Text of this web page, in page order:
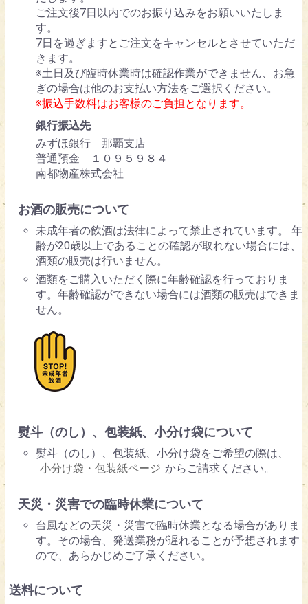
ご注文後7日以内でのお振り込みをお願いいたしま
す。
7日を過ぎますとご注文をキャンセルとさせていただ
きます。
※土日及び臨時休業時は確認作業ができません、お急
ぎの場合は他のお支払い方法をご選択ください。
※振込手数料はお客様のご負担となります。
銀行振込先
みずほ銀行 那覇支店
普通預金 １０９５９８４
南都物産株式会社
お酒の販売について
未成年者の飲酒は法律によって禁止されています。 年
齢が20歳以上であることの確認が取れない場合には、
酒類の販売は行いません。
酒類をご購入いただく際に年齢確認を行っておりま
す。年齢確認ができない場合には酒類の販売はできま
せん。
熨斗（のし）、包装紙、小分け袋について
熨斗（のし）、包装紙、小分け袋をご希望の際は、
小分け袋・包装紙ページ からご請求ください。
天災・災害での臨時休業について
台風などの天災・災害で臨時休業となる場合がありま
す。その場合、発送業務が遅れることが予想されます
ので、あらかじめご了承ください。
送料について